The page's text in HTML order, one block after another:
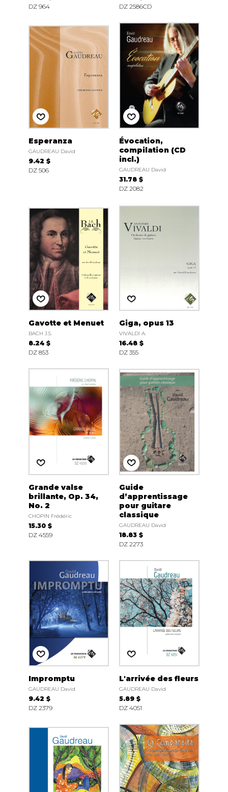
DZ 964
DZ 2586CD
Esperanza
GAUDREAU David
9.42 $
DZ 506
Évocation,
compilation (CD
incl.)
GAUDREAU David
31.78 $
DZ 2082
Gavotte et Menuet
BACH J.S.
8.24 $
DZ 853
Giga, opus 13
VIVALDI A.
16.48 $
DZ 355
Grande valse
brillante, Op. 34,
No. 2
CHOPIN Frédéric
15.30 $
DZ 4559
Guide
d’apprentissage
pour guitare
classique
GAUDREAU David
18.83 $
DZ 2273
Impromptu
GAUDREAU David
9.42 $
DZ 2379
L'arrivée des fleurs
GAUDREAU David
5.89 $
DZ 4051